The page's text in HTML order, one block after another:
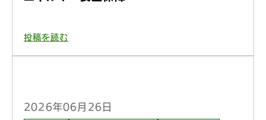
投稿を読む
2026年06月26日